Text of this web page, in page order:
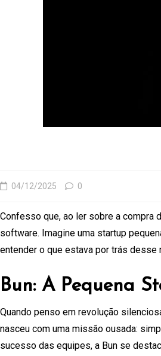
04/12/2025 0
Confesso que, ao ler sobre a compra
software. Imagine uma startup
entender o que estava por trás desse
Bun: A Pequena
Quando penso em revolução
nasceu com uma missão ousada:
sucesso das equipes, a Bun se